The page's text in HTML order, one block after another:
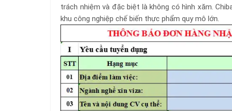
trách nhiệm và đặc biệt là không có hình xăm.
khu công nghiệp chế biến thực phẩm quy mô lớn.